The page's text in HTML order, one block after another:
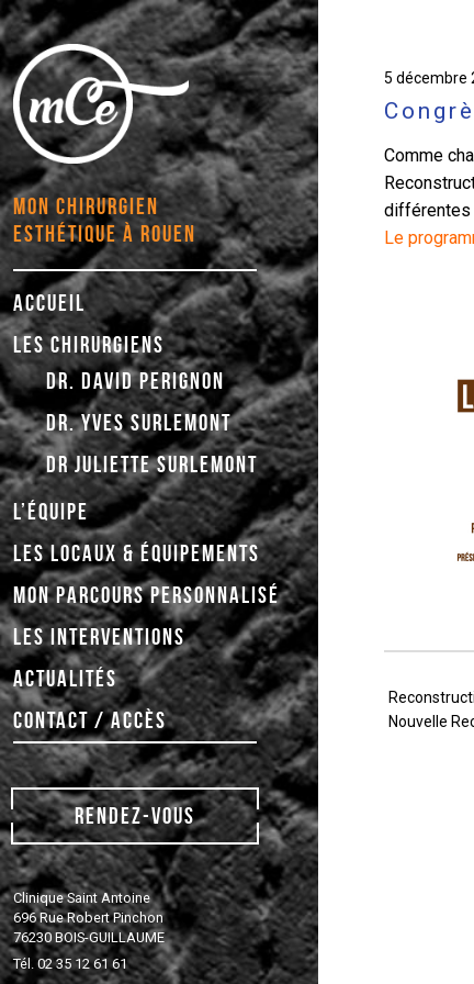
MON CHIRURGIEN
ESTHÉTIQUE À ROUEN
ACCUEIL
LES CHIRURGIENS
DR. DAVID PERIGNON
DR. YVES SURLEMONT
DR JULIETTE SURLEMONT
L’ÉQUIPE
LES LOCAUX & ÉQUIPEMENTS
MON PARCOURS PERSONNALISÉ
LES INTERVENTIONS
ACTUALITÉS
CONTACT / ACCÈS
RENDEZ-VOUS
Clinique Saint Antoine
696 Rue Robert Pinchon
76230 BOIS-GUILLAUME
Tél. 02 35 12 61 61
Publié
le
5 décembre
Comme
différentes
Le
de
Article
précédent
Article
Nouvelle